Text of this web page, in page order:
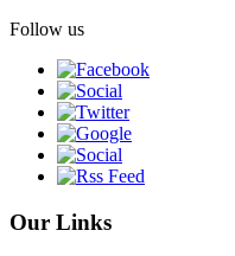
Follow us
Our Links